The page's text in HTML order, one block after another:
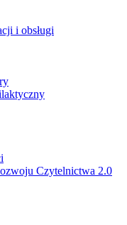
i obsługi
Czytelnictwa 2.0